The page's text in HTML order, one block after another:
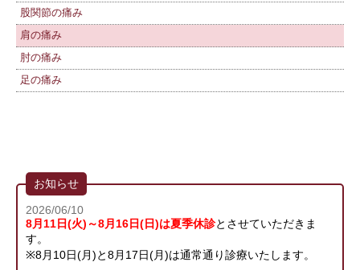
股関節の痛み
肩の痛み
肘の痛み
足の痛み
お知らせ
2026/06/10
8月11日(火)～8月16日(日)は夏季休診とさせていただきま
す。
※8月10日(月)と8月17日(月)は通常通り診療いたします。